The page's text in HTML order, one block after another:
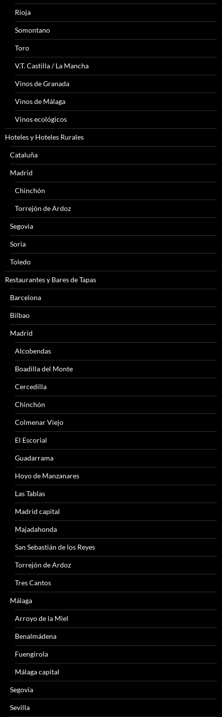
Rioja
Somontano
Toro
V.T. Castilla / La Mancha
Vinos de Granada
Vinos de Málaga
Vinos ecológicos
Hoteles y Hoteles Rurales
Cataluña
Madrid
Chinchón
Torrejón de Ardoz
Segovia
Soria
Toledo
Restaurantes y Bares de Tapas
Barcelona
Bilbao
Madrid
Alcobendas
Boadilla del Monte
Cercedilla
Chinchón
Colmenar Viejo
El Escorial
Guadarrama
Hoyo de Manzanares
Las Tablas
Madrid capital
Majadahonda
San Sebastián de los Reyes
Torrejón de Ardoz
Tres Cantos
Málaga
Arroyo de la Miel
Benalmádena
Fuengirola
Málaga capital
Segovia
Sevilla